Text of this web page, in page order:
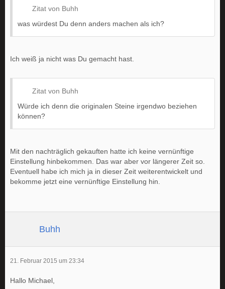
Zitat von Buhh
was würdest Du denn anders machen als ich?
Ich weiß ja nicht was Du gemacht hast.
Zitat von Buhh
Würde ich denn die originalen Steine irgendwo beziehen
können?
Mit den nachträglich gekauften hatte ich keine vernünftige
Einstellung hinbekommen. Das war aber vor längerer Zeit so.
Eventuell habe ich mich ja in dieser Zeit weiterentwickelt und
bekomme jetzt eine vernünftige Einstellung hin.
Buhh
21. Februar 2015 um 23:34
Hallo Michael,